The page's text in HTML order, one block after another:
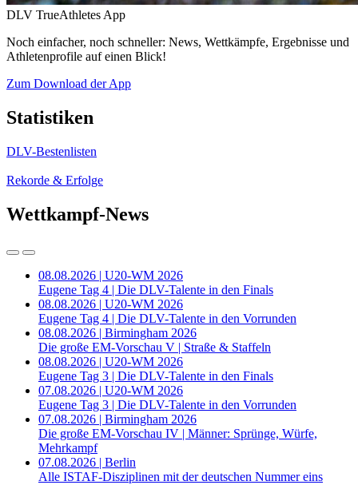
DLV TrueAthletes App
Noch einfacher, noch schneller: News, Wettkämpfe, Ergebnisse und
Athletenprofile auf einen Blick!
Zum Download der App
Statistiken
DLV-Bestenlisten
Rekorde & Erfolge
Wettkampf-News
08.08.2026 | U20-WM 2026
Eugene Tag 4 | Die DLV-Talente in den Finals
08.08.2026 | U20-WM 2026
Eugene Tag 4 | Die DLV-Talente in den Vorrunden
08.08.2026 | Birmingham 2026
Die große EM-Vorschau V | Straße & Staffeln
08.08.2026 | U20-WM 2026
Eugene Tag 3 | Die DLV-Talente in den Finals
07.08.2026 | U20-WM 2026
Eugene Tag 3 | Die DLV-Talente in den Vorrunden
07.08.2026 | Birmingham 2026
Die große EM-Vorschau IV | Männer: Sprünge, Würfe,
Mehrkampf
07.08.2026 | Berlin
Alle ISTAF-Disziplinen mit der deutschen Nummer eins